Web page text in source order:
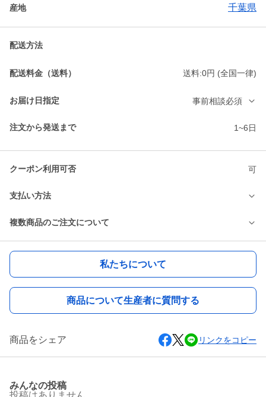
産地 千葉県
配送方法
配送料金（送料） 送料:0円 (全国一律)
お届け日指定 事前相談必須
注文から発送まで 1~6日
クーポン利用可否 可
支払い方法
複数商品のご注文について
私たちについて
商品について生産者に質問する
商品をシェア リンクをコピー
みんなの投稿